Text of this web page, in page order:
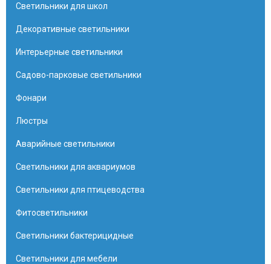
Светильники для школ
Декоративные светильники
Интерьерные светильники
Садово-парковые светильники
Фонари
Люстры
Аварийные светильники
Светильники для аквариумов
Светильники для птицеводства
Фитосветильники
Светильники бактерицидные
Светильники для мебели